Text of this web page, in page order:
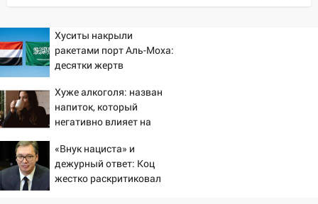
затопленные улицы
14:28
Ураган вырвал остановку на улице
Деева в Заволжье
14:26
Жители Ульяновска сами
пытаются расчистить ливнёвки, не
дождавшись коммунальщиков
14:16
Шторм продолжает ломать город:
на улице Любови Шевцовой рухнул
светофор
Хуситы накрыли
ракетами порт Аль-Моха:
десятки жертв
Хуже алкоголя: назван
напиток, который
негативно влияет на
его каждый день
«Внук нациста» и
дежурный ответ: Коц
жестко раскритиковал